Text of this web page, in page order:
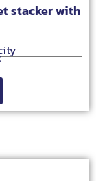
stacker with